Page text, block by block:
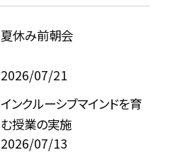
夏休み前朝会
2026/07/21
インクルーシブマインドを育
む授業の実施
2026/07/13